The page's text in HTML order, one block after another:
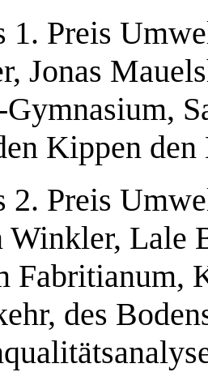
1. Preis
Jonas
Kippen
2. Preis
Lale
Fabritianum,
des